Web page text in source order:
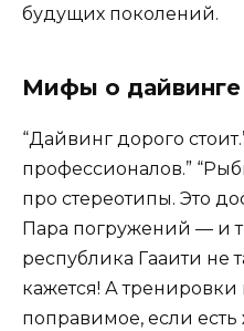
будущих поколений.
Мифы о дайвинге
“Дайвинг дорого
профессионалов.”
про стереотипы. Это
Пара погружений — и
республика Гааити не
кажется! А
поправимое, если